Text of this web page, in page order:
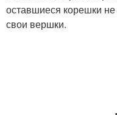
оставшиеся корешки
свои вершки.